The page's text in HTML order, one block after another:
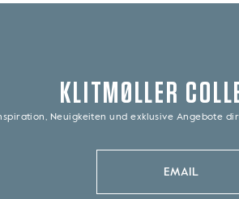
KLITMØLLER
Neuigkeiten und exklusive Angebote